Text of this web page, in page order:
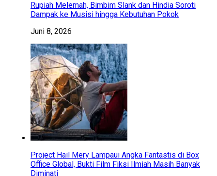
Rupiah Melemah, Bimbim Slank dan Hindia Soroti
Dampak ke Musisi hingga Kebutuhan Pokok
Juni 8, 2026
Project Hail Mery Lampaui Angka Fantastis di Box
Office Global, Bukti Film Fiksi Ilmiah Masih Banyak
Diminati